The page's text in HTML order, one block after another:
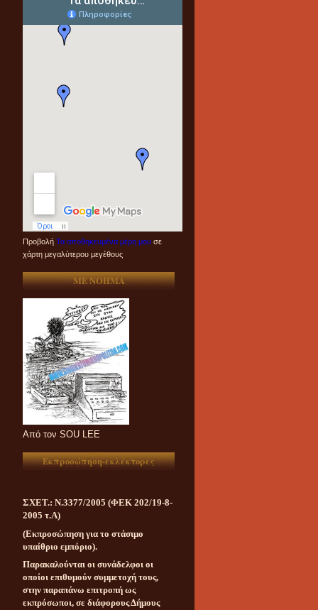
Προβολή Τα αποθηκευμένα μέρη μου σε
χάρτη μεγαλύτερου μεγέθους
ME NOHMA
Aπό τον SOU LEE
Εκπροσώπηση-εκλέκτορες
ΣΧΕΤ.: Ν.3377/2005 (ΦΕΚ 202/19-8-
2005 τ.Α)
(Εκπροσώπηση για το στάσιμο
υπαίθριο εμπόριο).
Παρακαλούνται οι συνάδελφοι οι
οποίοι επιθυμούν συμμετοχή τους,
στην παραπάνω επιτροπή ως
εκπρόσωποι, σε διάφορους Δήμους